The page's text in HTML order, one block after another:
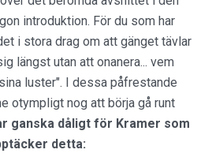
introduktion. För du som har
i stora drag om att gänget tävlar
längst utan att onanera... vem
luster". I dessa påfrestande
otympligt nog att börja gå runt
ganska dåligt för Kramer som
detta: